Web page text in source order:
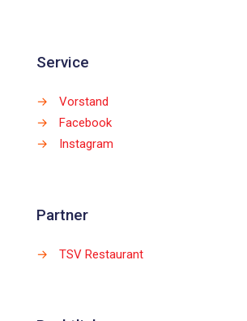
Service
→
Vorstand
→
Facebook
→
Instagram
Partner
→ TSV Restaurant